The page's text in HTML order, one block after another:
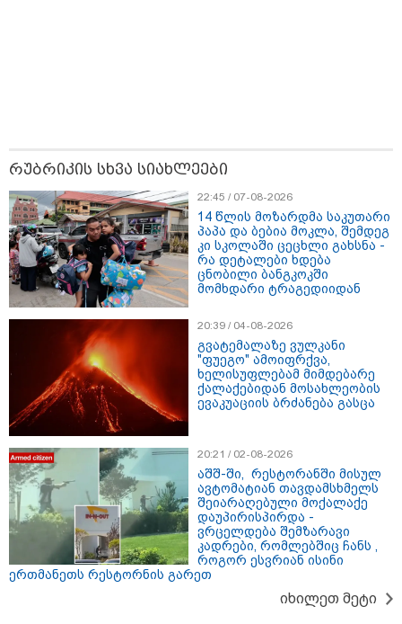
11:13 / 05-08-2026
Hisense წარმოგიდგენთ გზავნილს "ინოვაციები
უკეთესი ცხოვრებისათვის" FIFA-ს 2026 წლის
მსოფლიო ჩემპიონატზე™
შეიძინე ალდაგის სამოგზაურო დაზღვევა და
რუბრიკის სხვა სიახლეები
22:45 / 07-08-2026
14 წლის მოზარდმა საკუთარი
პაპა და ბებია მოკლა, შემდეგ
კი სკოლაში ცეცხლი გახსნა -
რა დეტალები ხდება
ცნობილი ბანგკოკში
მომხდარი ტრაგედიიდან
20:39 / 04-08-2026
გვატემალაზე ვულკანი
"ფუეგო" ამოიფრქვა,
ხელისუფლებამ მიმდებარე
ქალაქებიდან მოსახლეობის
ევაკუაციის ბრძანება გასცა
20:21 / 02-08-2026
აშშ-ში, რესტორანში მისულ
ავტომატიან თავდამსხმელს
შეიარაღებული მოქალაქე
დაუპირისპირდა -
ვრცელდება შემზარავი
კადრები, რომლებშიც ჩანს ,
როგორ ესვრიან ისინი
ერთმანეთს რესტორნის გარეთ
იხილეთ მეტი